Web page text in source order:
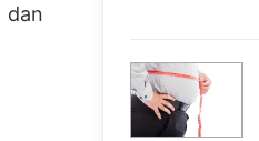
dan